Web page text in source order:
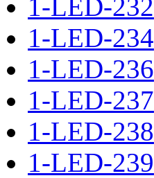
1-LED-232
1-LED-234
1-LED-236
1-LED-237
1-LED-238
1-LED-239